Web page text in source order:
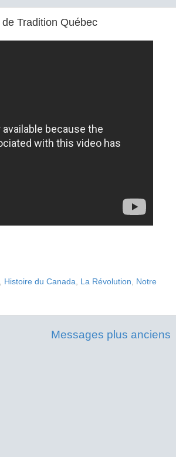
Tradition Québec
Histoire du Canada La Révolution
Notre
Messages plus anciens